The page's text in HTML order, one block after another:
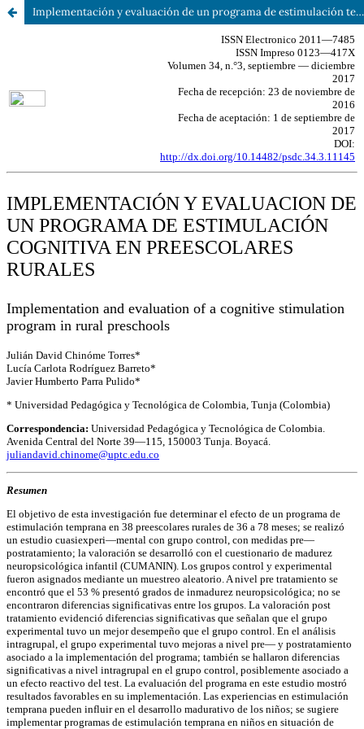
Implementación y evaluación de un programa de estimulación temprana en preescolares rurales